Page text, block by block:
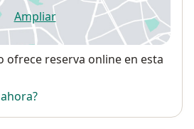
Ampliarse abre en una nueva
ofrece reserva online en esta